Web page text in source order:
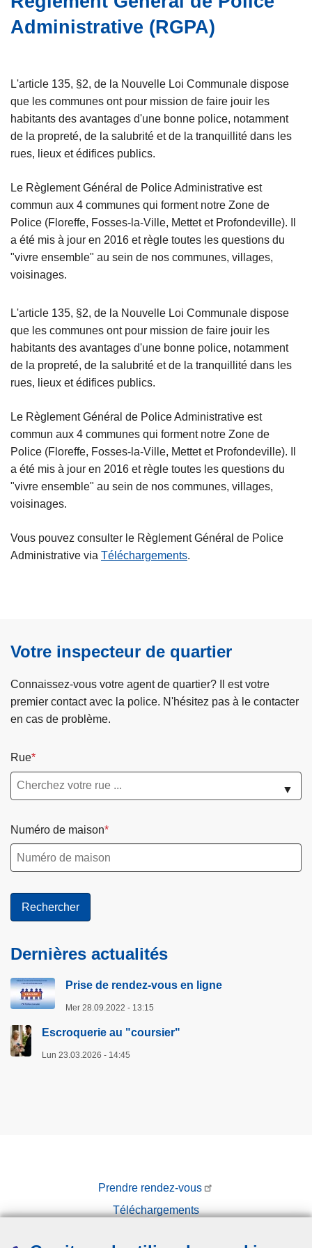
Administrative (RGPA)
L'article 135, §2, de la Nouvelle Loi Communale dispose
que les communes ont pour mission de faire jouir les
habitants des avantages d'une bonne police, notamment
de la propreté, de la salubrité et de la tranquillité dans les
rues, lieux et édifices publics.
Le Règlement Général de Police Administrative est
commun aux 4 communes qui forment notre Zone de
Police (Floreffe, Fosses-la-Ville, Mettet et Profondeville). Il
a été mis à jour en 2016 et règle toutes les questions du
"vivre ensemble" au sein de nos communes, villages,
voisinages.
L'article 135, §2, de la Nouvelle Loi Communale dispose
que les communes ont pour mission de faire jouir les
habitants des avantages d'une bonne police, notamment
de la propreté, de la salubrité et de la tranquillité dans les
rues, lieux et édifices publics.
Le Règlement Général de Police Administrative est
commun aux 4 communes qui forment notre Zone de
Police (Floreffe, Fosses-la-Ville, Mettet et Profondeville). Il
a été mis à jour en 2016 et règle toutes les questions du
"vivre ensemble" au sein de nos communes, villages,
voisinages.
Vous pouvez consulter le Règlement Général de Police
Administrative via Téléchargements.
Votre inspecteur de quartier
Connaissez-vous votre agent de quartier? Il est votre
premier contact avec la police. N'hésitez pas à le contacter
en cas de problème.
Rue
▼
Numéro de maison
Dernières actualités
Prise de rendez-vous en ligne
Mer 28.09.2022 - 13:15
Escroquerie au "coursier"
Lun 23.03.2026 - 14:45
Prendre rendez-vous
Téléchargements